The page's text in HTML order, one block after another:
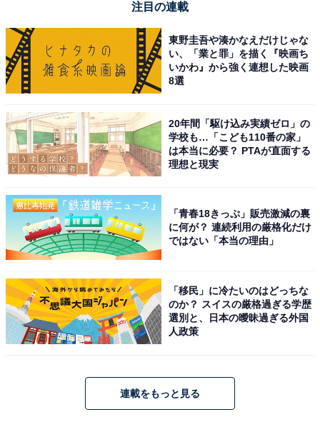
注目の連載
東野圭吾や湊かなえだけじゃな
い、「業と罪」を描く『映画ち
いかわ』から強く連想した映画
8選
20年間「駆け込み実績ゼロ」の
学校も…「こども110番の家」
は本当に必要？ PTAが直面する
理想と現実
「青春18きっぷ」販売激減の裏
に何が？ 連続利用の厳格化だけ
ではない「本当の理由」
「移民」に冷たいのはどっちな
のか？ スイスの厳格過ぎる学歴
選別と、日本の曖昧過ぎる外国
人政策
連載をもっと見る